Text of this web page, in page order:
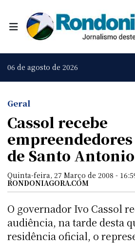
06 de agosto de 2026
Geral
Cassol recebe
de Santo Antonio
Quinta-feira, 27 Março de 2008 -
RONDONIAGORA.COM
O governador Ivo Cassol
audiência, na tarde desta
residência oficial, o